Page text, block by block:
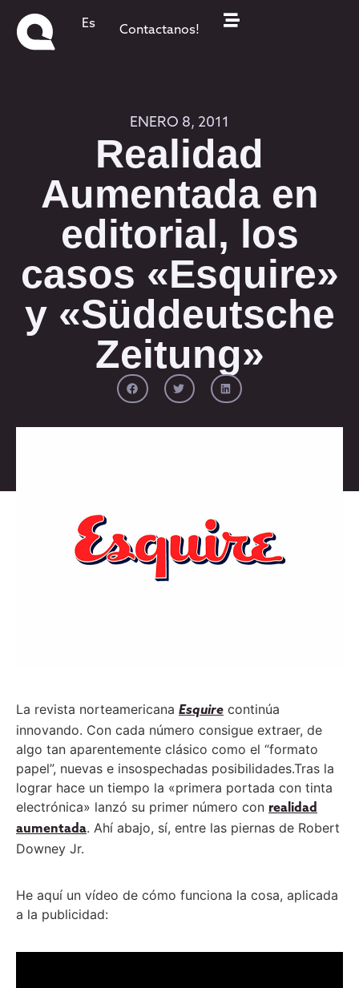
Es Contactanos!
ENERO 8, 2011
Realidad
Aumentada en
editorial, los
casos «Esquire»
y «Süddeutsche
Zeitung»
La revista norteamericana Esquire continúa
innovando. Con cada número consigue extraer, de
algo tan aparentemente clásico como el “formato
papel”, nuevas e insospechadas posibilidades.Tras la
lograr hace un tiempo la «primera portada con tinta
electrónica» lanzó su primer número con realidad
aumentada. Ahí abajo, sí, entre las piernas de Robert
Downey Jr.
He aquí un vídeo de cómo funciona la cosa, aplicada
a la publicidad: